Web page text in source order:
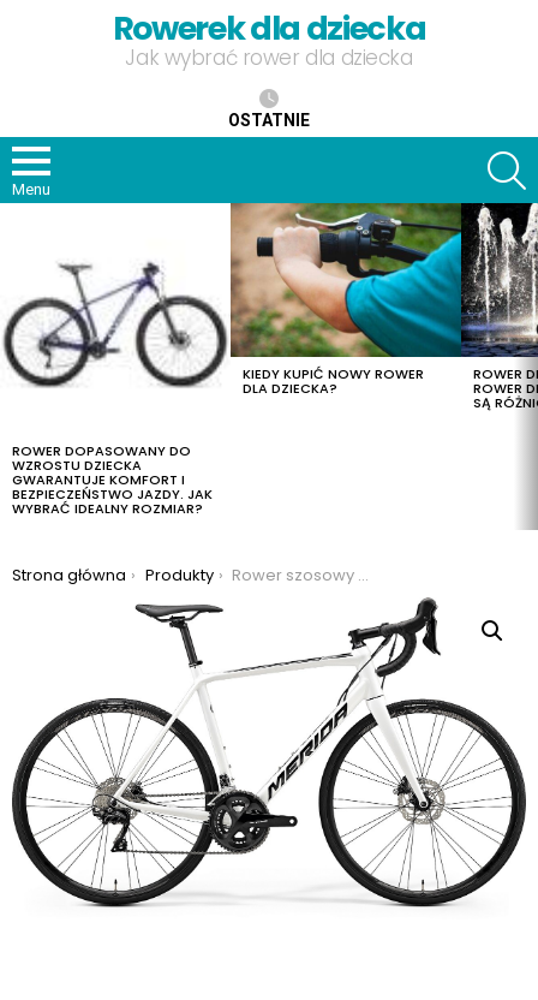
Rowerek dla dziecka
Jak wybrać rower dla dziecka
OSTATNIE
Menu
ROWER DOPASOWANY DO
WZROSTU DZIECKA
GWARANTUJE KOMFORT I
BEZPIECZEŃSTWO JAZDY. JAK
WYBRAĆ IDEALNY ROZMIAR?
KIEDY KUPIĆ NOWY ROWER
DLA DZIECKA?
ROWER
ROWER
SĄ
Jesteś tutaj:
Strona główna Produkty Rower szosowy merida scultura disc 400 2020